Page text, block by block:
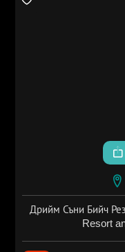
Дрийм Съни Бийч
Resort